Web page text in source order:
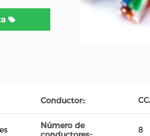
Conductor::
Número de
8